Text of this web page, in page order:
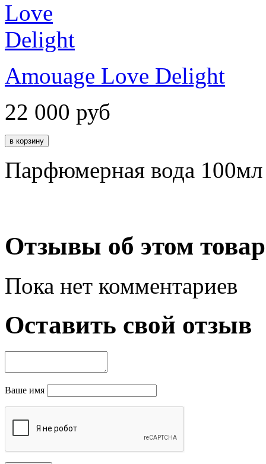
Amouage Love Delight
22 000 руб
Парфюмерная вода 100мл
Отзывы об этом
Пока нет комментариев
Оставить свой отзыв
Ваше имя